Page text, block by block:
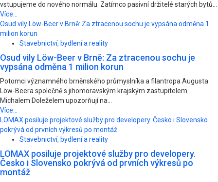
vstupujeme do nového normálu. Zatímco pasivní držitelé starých bytů...
Více...
Osud vily Löw-Beer v Brně: Za ztracenou sochu je vypsána odměna 1
milion korun
Stavebnictví, bydlení a reality
Osud vily Löw-Beer v Brně: Za ztracenou sochu je
vypsána odměna 1 milion korun
Potomci významného brněnského průmyslníka a filantropa Augusta
Löw-Beera společně s jihomoravským krajským zastupitelem
Michalem Doleželem upozorňují na...
Více...
LOMAX posiluje projektové služby pro developery. Česko i Slovensko
pokrývá od prvních výkresů po montáž
Stavebnictví, bydlení a reality
LOMAX posiluje projektové služby pro developery.
Česko i Slovensko pokrývá od prvních výkresů po
montáž